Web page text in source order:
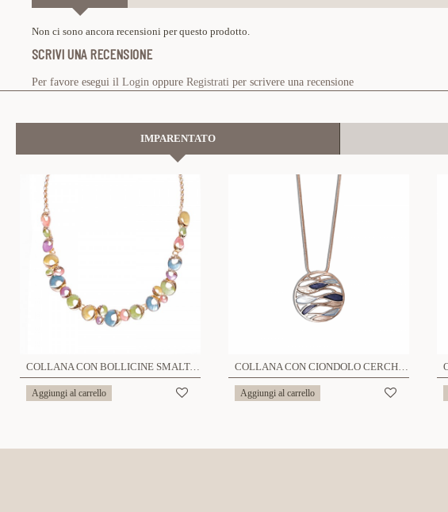
Non ci sono ancora recensioni per questo prodotto.
SCRIVI UNA RECENSIONE
Per favore esegui il Login oppure Registrati per scrivere una recensione
IMPARENTATO
COLLANA CON BOLLICINE SMALTATE - SW22928D622
Aggiungi al carrello
COLLANA CON CIONDOLO CERCHIO TRAFORATO - SW2151568C21
Aggiungi al carrello